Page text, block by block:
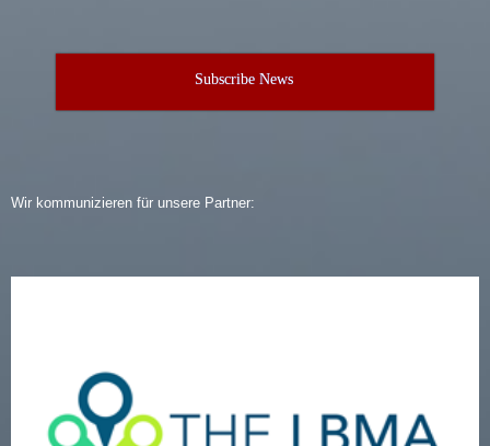
Subscribe News
Wir kommunizieren für unsere Partner: